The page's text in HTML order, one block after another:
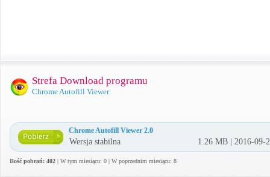
Strefa Download programu
Chrome Autofill Viewer
Chrome Autofill Viewer 2.0
Wersja stabilna 1.26 MB | 2016-09-
Ilość pobrań: 402 | W tym miesiącu: 0 | W poprzednim miesiącu: 8